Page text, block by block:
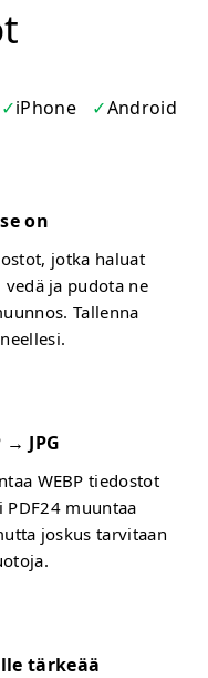
iPhone Android
on
jotka haluat
vedä ja pudota ne
Tallenna
JPG
WEBP tiedostot
PDF24 muuntaa
joskus tarvitaan
tärkeää